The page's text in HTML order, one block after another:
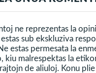
Amo, José de Paiva
konservas la memoron
de IBV-oj. Tial, oni
ne reprezentas la
sub ekskluziva
estas permesata la
kiu malrespektas la
de aliuloj. Konu